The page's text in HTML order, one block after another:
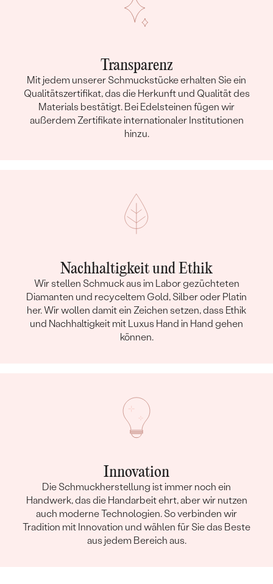
Transparenz
Mit jedem unserer Schmuckstücke erhalten Sie ein
Qualitätszertifikat, das die Herkunft und Qualität des
Materials bestätigt. Bei Edelsteinen fügen wir
außerdem Zertifikate internationaler Institutionen
hinzu.
Nachhaltigkeit und Ethik
Wir stellen Schmuck aus im Labor gezüchteten
Diamanten und recyceltem Gold, Silber oder Platin
her. Wir wollen damit ein Zeichen setzen, dass Ethik
und Nachhaltigkeit mit Luxus Hand in Hand gehen
können.
Innovation
Die Schmuckherstellung ist immer noch ein
Handwerk, das die Handarbeit ehrt, aber wir nutzen
auch moderne Technologien. So verbinden wir
Tradition mit Innovation und wählen für Sie das Beste
aus jedem Bereich aus.